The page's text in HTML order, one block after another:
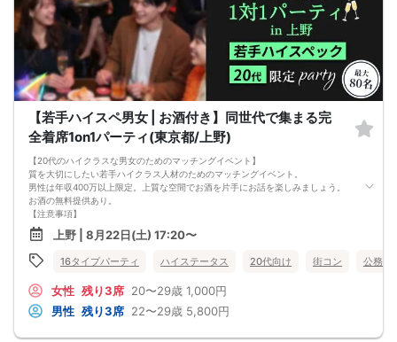
第一印象で運命の出会いを逃してしまうのはもったいない！ トレーナーをシャツ
に、パーカーをジャケットに♡ ラフなスタイルをワンピースに♡ ワンポイント変
えるだけでカップル成立率がUPします♪
※重要【男性ドレスコードに関しまして】
テーラードジャケット or 襟付きシャツ
いずれか必須となります。
パーティーの質向上のため、上記に該当しない方は参加をお断りします。
参加費の返金等はございません。
〜 参加をお断りしている服装 〜
ニット、コート、Tシャツのみ（OK：下に襟付きシャツ着用か、上にジャケット
着用の場合/NG：カーディガン着用）/デニムジャケット、スウェット・ジャージ
（上下共にNG）、パーカー・トレーナー、ダメージ加工のジーンズ、ハーフパン
ツ、サンダル、帽子
■最少催行人数：男女6vs6
■中止判断タイミング
開催当日の開始時間3時間前にて最少催行人数に満たない場合
【若手ハイスペ男女 | お酒付き】同世代で集まる完
全着席1on1パーティ(東京都/上野)
【20代のハイクラスな男女のためのマッチングイベント】
質を大切にしたい若手ハイクラス人材のためのマッチングイベント。
男性は年収400万以上限定。上質な空間でお酒を片手にお話を楽しみましょう。
お酒の無料提供あり。
【注意事項】
■当日の持ち物
・公的身分証明書 ※ご提示いただけない方はご参加いただけません
■留意事項
・最善を尽くしておりますが、やむを得ない事情（ご予約者様の当日キャンセル
交通費等の補償は致しかねますのであらかじめご了承ください。
・当日は時間に余裕をもってお越しください。10分以上の遅刻はご参加をお断り
する場合がございます。
上野 | 8月22日(土) 17:20〜
16タイプパーティ ハイステータス 20代向け 街コン 公務員
女性 残り3席 20〜29歳 1,000円
男性 残り3席 22〜29歳 5,800円